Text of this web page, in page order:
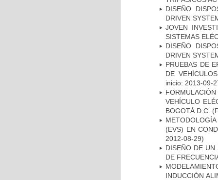
DISEÑO
DRIVEN
JOVEN
SISTEMAS
DISEÑO
DRIVEN
PRUEBAS DE
DE
inicio: 2013-09-
VEHÍCULO
BOGOTÁ D.C.
(EVS) EN
2012-08-29)
DISEÑO DE UN
DE
INDUCCIÓN